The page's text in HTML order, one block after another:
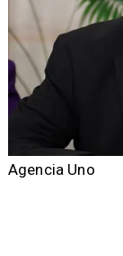
Agencia Uno